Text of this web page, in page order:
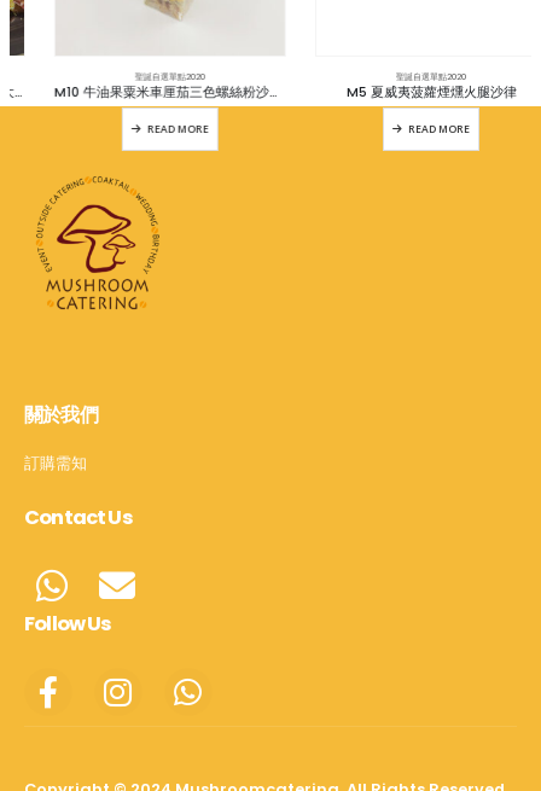
聖誕自選單點2020
M10 牛油果粟米車厘茄三色螺絲粉沙律杯(連蓋)配蜜糖芥末汁(v)
READ MORE
聖誕自選單點2020
M5 夏威夷菠蘿煙燻火腿沙律
READ MORE
關於我們
訂購需知
Contact Us
Follow Us